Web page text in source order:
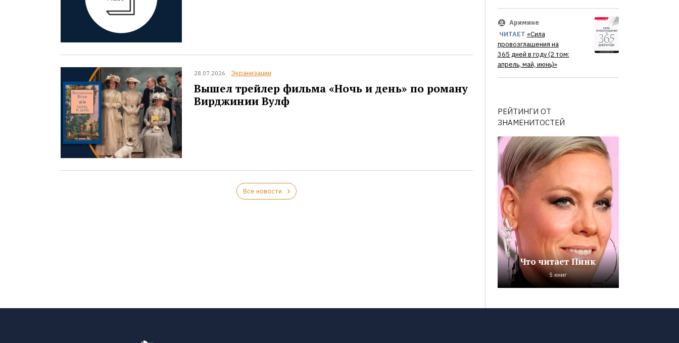
28.07.2026 Экранизации
Вышел трейлер фильма «Ночь и день» по роману
Вирджинии Вулф
Все новости
Аримине
ЧИТАЕТ «Сила
провозглашения на
365 дней в году (2 том:
апрель, май, июнь)»
РЕЙТИНГИ ОТ
ЗНАМЕНИТОСТЕЙ
Что читает Пинк
5 книг